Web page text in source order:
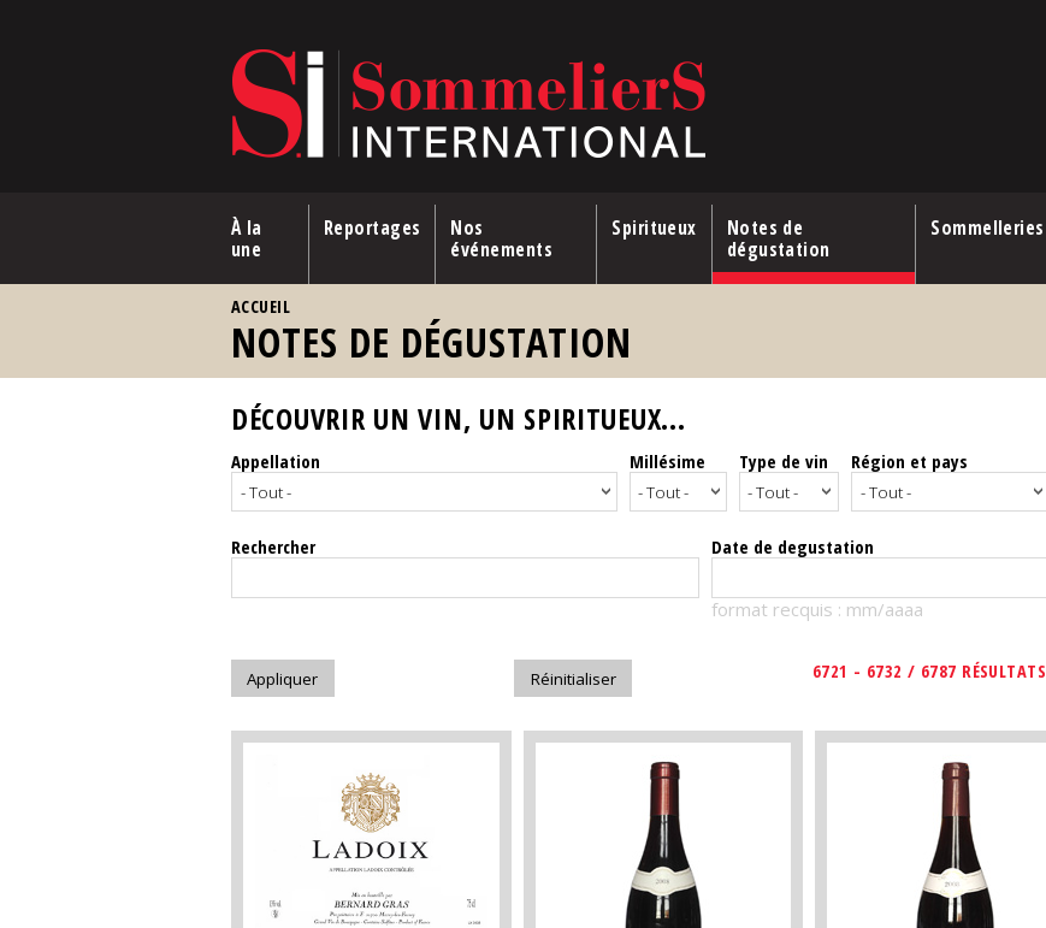
À la
une
Reportages
Nos
événements
Spiritueux
Notes de
dégustation
Sommelleries
ACCUEIL
NOTES DE DÉGUSTATION
DÉCOUVRIR UN VIN, UN SPIRITUEUX...
Appellation Millésime Type de vin Région et pays
Rechercher Date de degustation
format recquis : mm/aaaa
6721 - 6732 / 6787 RÉSULTATS